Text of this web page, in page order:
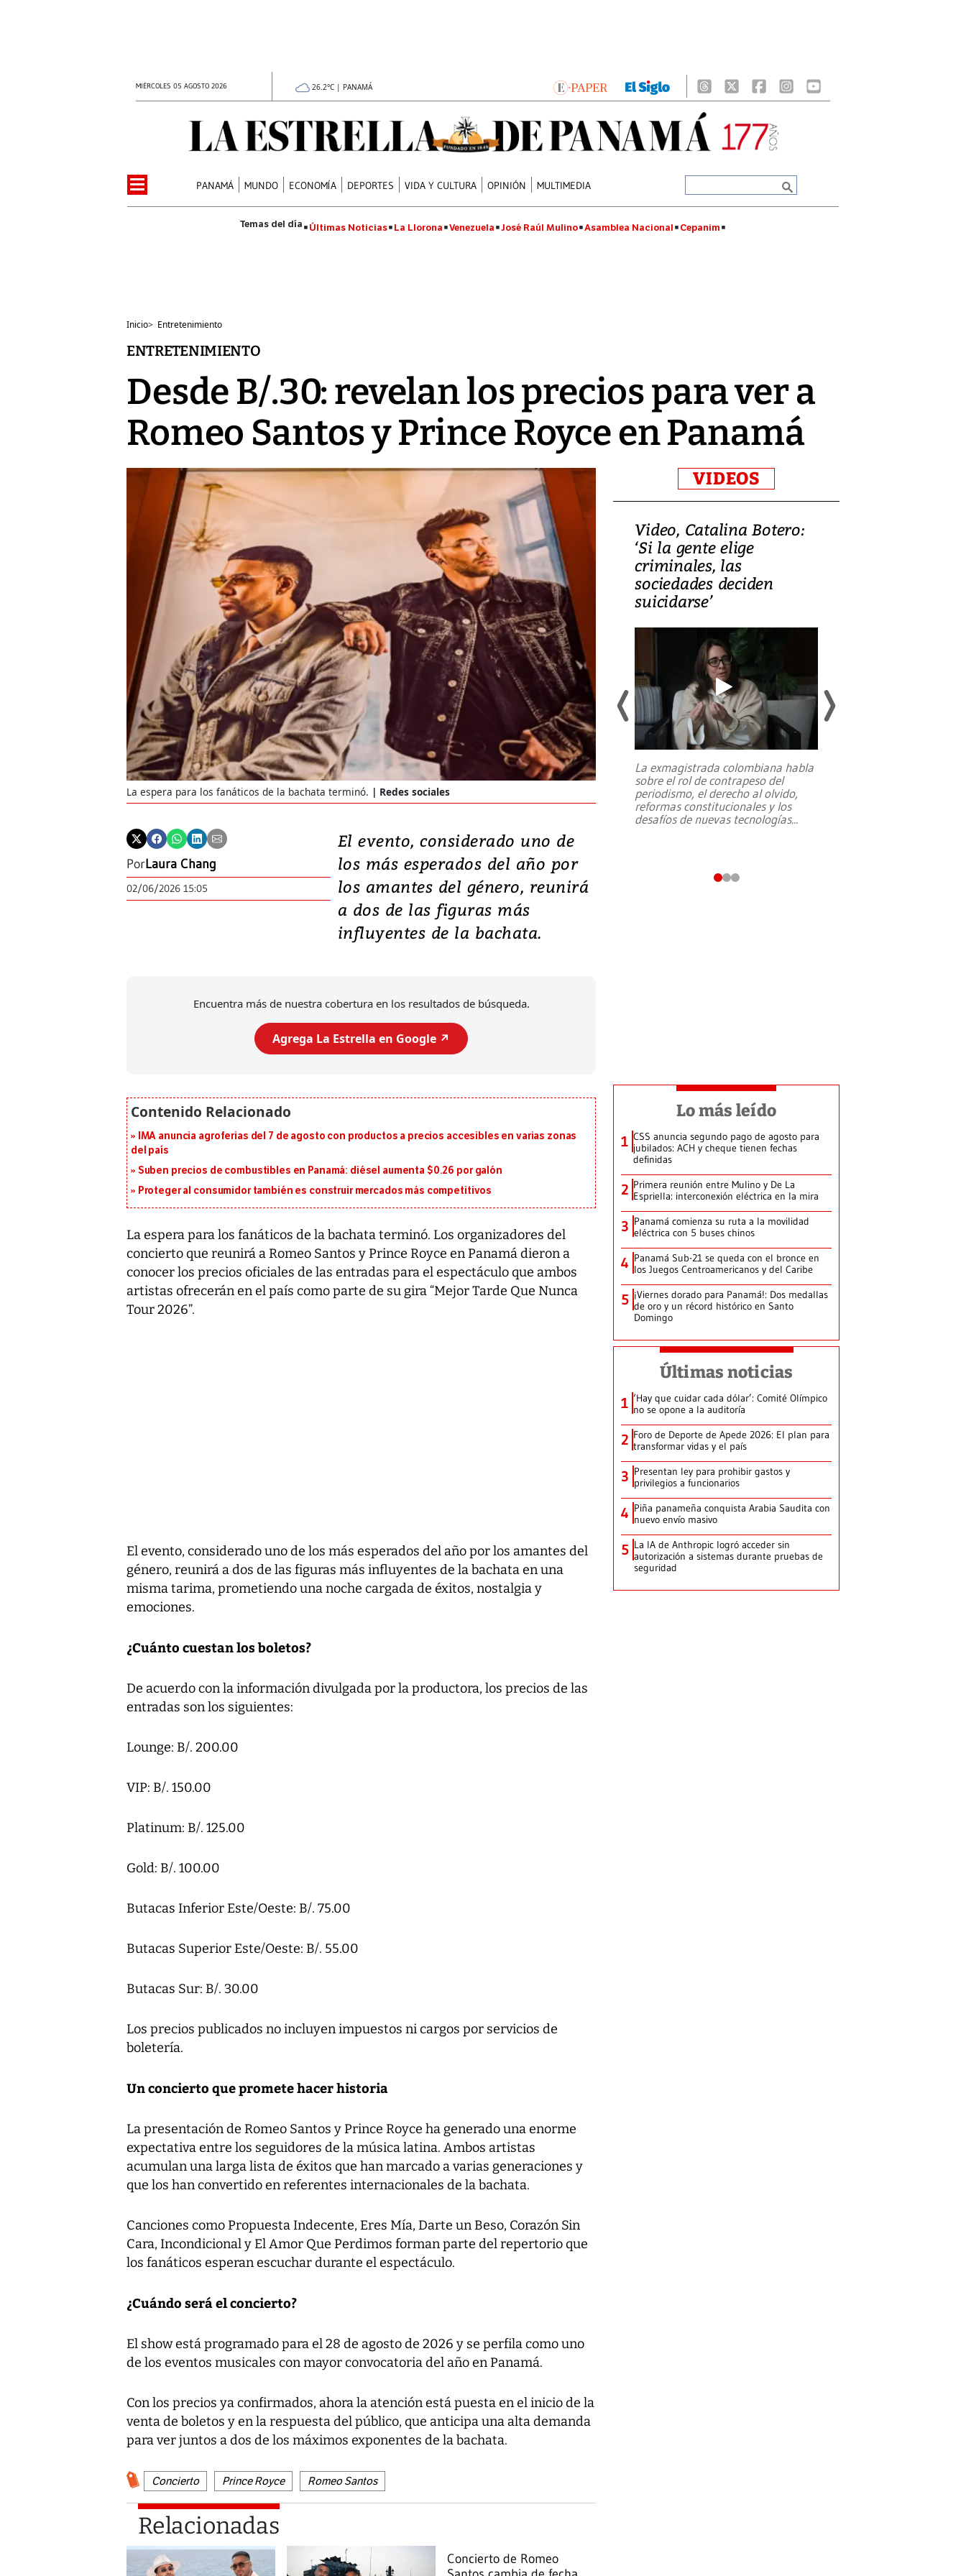
MIÉRCOLES 05 AGOSTO 2026 26.2°C | PANAMÁ
PANAMÁ MUNDO ECONOMÍA DEPORTES VIDA Y CULTURA OPINIÓN MULTIMEDIA
Últimas Noticias La Llorona Venezuela José Raúl Mulino Asamblea Nacional Cepanim
Inicio> Entretenimiento
ENTRETENIMIENTO
Desde B/.30: revelan los precios para ver a
Romeo Santos y Prince Royce en Panamá
La espera para los fanáticos de la bachata terminó. Redes sociales
PorLaura Chang
02/06/2026 15:05
El evento, considerado uno de
los más esperados del año por
los amantes del género, reunirá
a dos de las figuras más
influyentes de la bachata.
Encuentra más de nuestra cobertura en los resultados de búsqueda.
Agrega La Estrella en Google ↗️
IMA anuncia agroferias del 7 de agosto con productos a precios accesibles en varias zonas
del país
Suben precios de combustibles en Panamá: diésel aumenta $0.26 por galón
Proteger al consumidor también es construir mercados más competitivos
La espera para los fanáticos de la bachata terminó. Los organizadores del
concierto que reunirá a Romeo Santos y Prince Royce en Panamá dieron a
conocer los precios oficiales de las entradas para el espectáculo que ambos
artistas ofrecerán en el país como parte de su gira “Mejor Tarde Que Nunca
Tour 2026”.
El evento, considerado uno de los más esperados del año por los amantes del
género, reunirá a dos de las figuras más influyentes de la bachata en una
misma tarima, prometiendo una noche cargada de éxitos, nostalgia y
emociones.
¿Cuánto cuestan los boletos?
De acuerdo con la información divulgada por la productora, los precios de las
entradas son los siguientes:
Lounge: B/. 200.00
VIP: B/. 150.00
Platinum: B/. 125.00
Gold: B/. 100.00
Butacas Inferior Este/Oeste: B/. 75.00
Butacas Superior Este/Oeste: B/. 55.00
Butacas Sur: B/. 30.00
Los precios publicados no incluyen impuestos ni cargos por servicios de
boletería.
Un concierto que promete hacer historia
La presentación de Romeo Santos y Prince Royce ha generado una enorme
expectativa entre los seguidores de la música latina. Ambos artistas
acumulan una larga lista de éxitos que han marcado a varias generaciones y
que los han convertido en referentes internacionales de la bachata.
Canciones como Propuesta Indecente, Eres Mía, Darte un Beso, Corazón Sin
Cara, Incondicional y El Amor Que Perdimos forman parte del repertorio que
los fanáticos esperan escuchar durante el espectáculo.
¿Cuándo será el concierto?
El show está programado para el 28 de agosto de 2026 y se perfila como uno
de los eventos musicales con mayor convocatoria del año en Panamá.
Con los precios ya confirmados, ahora la atención está puesta en el inicio de la
venta de boletos y en la respuesta del público, que anticipa una alta demanda
para ver juntos a dos de los máximos exponentes de la bachata.
Concierto Prince Royce Romeo Santos
Relacionadas
Concierto de Romeo
VIDEOS
Video, Japón: Terremoto
deja heridos y graves
daños en Kumamoto
Un fuerte terremoto de magnitud
7,1 se registró este martes 28 de
julio en la prefectura de Kumamoto,
al sur de Japón, provocando una
emergencia de gran...
Video, Catalina Botero:
‘Si la gente elige
criminales, las
sociedades deciden
suicidarse’
La exmagistrada colombiana habla
sobre el rol de contrapeso del
periodismo, el derecho al olvido,
reformas constitucionales y los
desafíos de nuevas tecnologías...
Lo más leído
1 CSS anuncia segundo pago de agosto para
jubilados: ACH y cheque tienen fechas
definidas
2 Primera reunión entre Mulino y De La
Espriella: interconexión eléctrica en la mira
3 Panamá comienza su ruta a la movilidad
eléctrica con 5 buses chinos
4 Panamá Sub-21 se queda con el bronce en
los Juegos Centroamericanos y del Caribe
5 ¡Viernes dorado para Panamá!: Dos medallas
de oro y un récord histórico en Santo
Domingo
Últimas noticias
1 ‘Hay que cuidar cada dólar’: Comité Olímpico
no se opone a la auditoría
2 Foro de Deporte de Apede 2026: El plan para
transformar vidas y el país
3 Presentan ley para prohibir gastos y
privilegios a funcionarios
4 Piña panameña conquista Arabia Saudita con
nuevo envío masivo
5 La IA de Anthropic logró acceder sin
autorización a sistemas durante pruebas de
seguridad